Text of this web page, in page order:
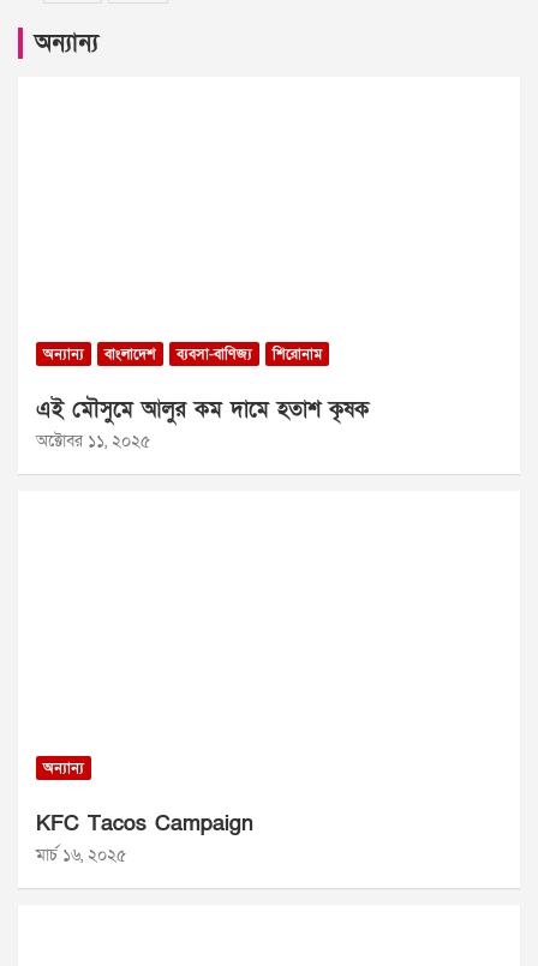
অন্যান্য
অন্যান্য বাংলাদেশ ব্যবসা-বাণিজ্য শিরোনাম
এই মৌসুমে আলুর কম দামে হতাশ কৃষক
অক্টোবর ১১, ২০২৫
অন্যান্য
KFC Tacos Campaign
মার্চ ১৬, ২০২৫